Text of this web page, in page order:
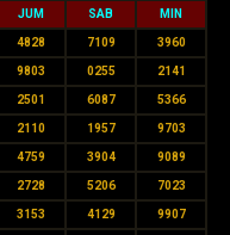
JUM SAB MIN
4828 7109 3960
9803 0255 2141
2501 6087 5366
2110 1957 9703
4759 3904 9089
2728 5206 7023
3153 4129 9907